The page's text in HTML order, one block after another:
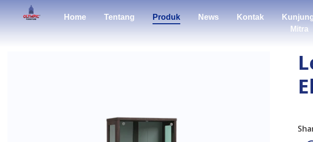
Home Tentang Produk News Kontak
Mitra